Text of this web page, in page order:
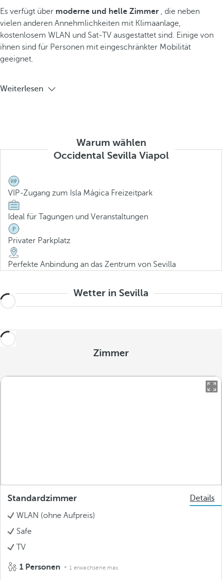
Es verfügt über moderne und helle Zimmer , die neben
vielen anderen Annehmlichkeiten mit Klimaanlage,
kostenlosem WLAN und Sat-TV ausgestattet sind. Einige von
ihnen sind für Personen mit eingeschränkter Mobilität
geeignet.
Weiterlesen
Warum wählen
Occidental Sevilla Viapol
VIP-Zugang zum Isla Mágica Freizeitpark
Ideal für Tagungen und Veranstaltungen
Privater Parkplatz
Perfekte Anbindung an das Zentrum von Sevilla
Wetter in Sevilla
Zimmer
Standardzimmer
Details
WLAN (ohne Aufpreis)
Safe
TV
1 Personen 1 erwachsene max.